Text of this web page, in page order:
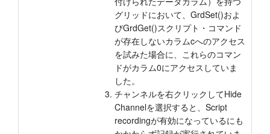
グリッドにおいて、GrdSet()およ
びGrdGet()スクリプト・コマンド
が存在しないカラムcへのアクセス
を試みた場合に、これらのコマン
ドがカラム0にアクセスしていま
した。
チャンネルを右クリックしてHide
Channelを選択すると、Script
recordingが有効になっているにも